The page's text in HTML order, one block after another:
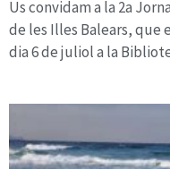
Us convidam a la 2a
de les Illes Balears, que
dia 6 de juliol a la